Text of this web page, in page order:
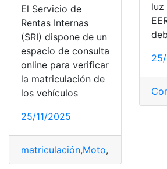
El Servicio de
Rentas Internas
(SRI) dispone de un
espacio de consulta
online para verificar
la matriculación de
los vehículos
25/11/2025
matriculación,Moto,proceso
luz